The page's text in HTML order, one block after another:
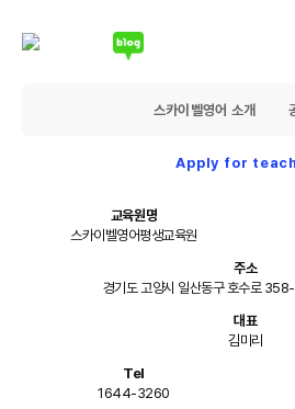
스카이벨영어 소개
Apply for
교육원명
스카이벨영어평생교육원
주소
경기도 고양시 일산동구 호수로
대표
김미리
Tel
1644-3260